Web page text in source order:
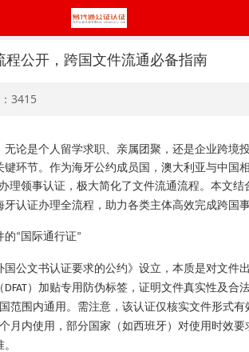
公开，跨国文件流通必备指南
3415
论是个人留学求职、亲属团聚，还是企业跨境
环节。作为海牙公约成员国，澳大利亚与中国
理领事认证，极大简化了文件流通流程。本文结
认证办理全流程，助力各类主体高效完成跨国事
的“ 国际通行证”
国公文书认证要求的公约》设立，本质是对文件
DFAT）加贴专用防伪标签，证明文件真实性及合
范围内通用。需注意，该认证仅核实文件形式有
个月内使用，部分国家（如西班牙）对使用时效要